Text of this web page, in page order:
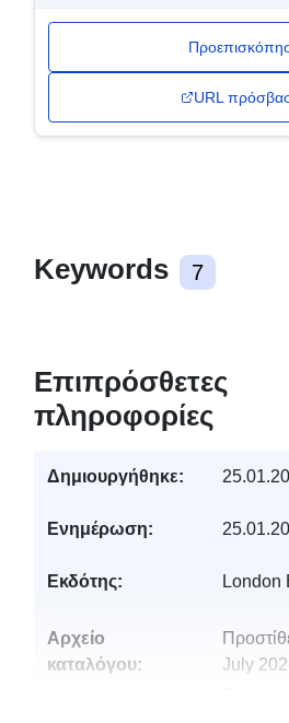
URL
Keywords 7
Επιπρόσθετες
πληροφορίες
Δημιουργήθηκε:
Ενημέρωση:
Εκδότης: London
Αρχείο
καταλόγου:
July